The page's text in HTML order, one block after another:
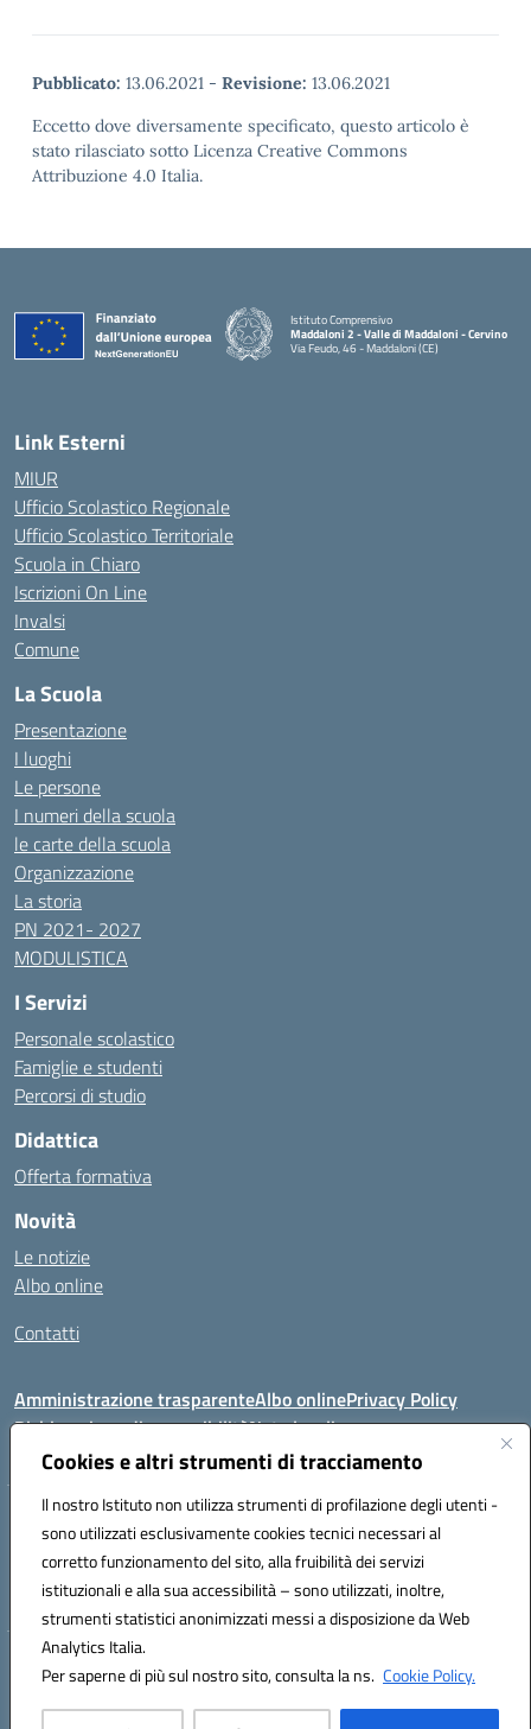
Cookies e altri strumenti di tracciamento
Il nostro Istituto non utilizza strumenti di profilazione degli utenti -
sono utilizzati esclusivamente cookies tecnici necessari al
corretto funzionamento del sito, alla fruibilità dei servizi
istituzionali e alla sua accessibilità – sono utilizzati, inoltre,
strumenti statistici anonimizzati messi a disposizione da Web
Analytics Italia.
Per saperne di più sul nostro sito, consulta la ns. Cookie Policy.
Pubblicato: 13.06.2021 - Revisione: 13.06.2021
Eccetto dove diversamente specificato, questo articolo è
stato rilasciato sotto Licenza Creative Commons
Attribuzione 4.0 Italia.
Istituto Comprensivo
Maddaloni 2 - Valle di Maddaloni - Cervino
Via Feudo, 46 - Maddaloni (CE)
Link Esterni
MIUR
Ufficio Scolastico Regionale
Ufficio Scolastico Territoriale
Scuola in Chiaro
Iscrizioni On Line
Invalsi
Comune
La Scuola
Presentazione
I luoghi
Le persone
I numeri della scuola
le carte della scuola
Organizzazione
La storia
PN 2021- 2027
MODULISTICA
I Servizi
Personale scolastico
Famiglie e studenti
Percorsi di studio
Didattica
Offerta formativa
Novità
Le notizie
Albo online
Contatti
Amministrazione trasparenteAlbo onlinePrivacy Policy
Dichiarazione di accessibilitàNote legali
VIA FEUDO N.46 - 81024 - Maddaloni (CE) - Tel 0823202821 - Mail:
ceic8al005@istruzione.it - PEC: ceic8al005@pec.istruzione.it
Codice meccanografico: CEIC8AL005 - Codice iPA:icmvm_0 - C.F.
80011470616 - Codice univoco fatturazione elettronica (CUF): UF7XAK
Hosting & Powered by 3D Solution S.r.l.
Concept & Design by Designers Italia